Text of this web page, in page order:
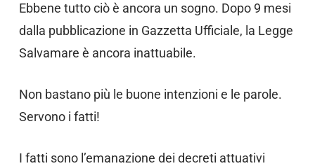
Ebbene tutto ciò è ancora un sogno. Dopo 9 mesi
dalla pubblicazione in Gazzetta Ufficiale, la Legge
Salvamare è ancora inattuabile.
Non bastano più le buone intenzioni e le parole.
Servono i fatti!
I fatti sono l’emanazione dei decreti attuativi